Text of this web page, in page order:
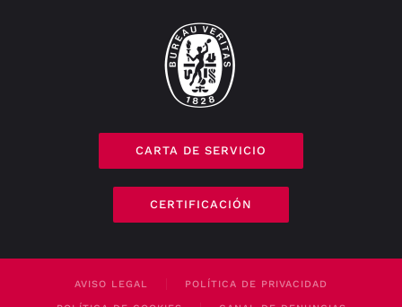
CARTA DE SERVICIO
CERTIFICACIÓN
AVISO LEGAL POLÍTICA DE PRIVACIDAD